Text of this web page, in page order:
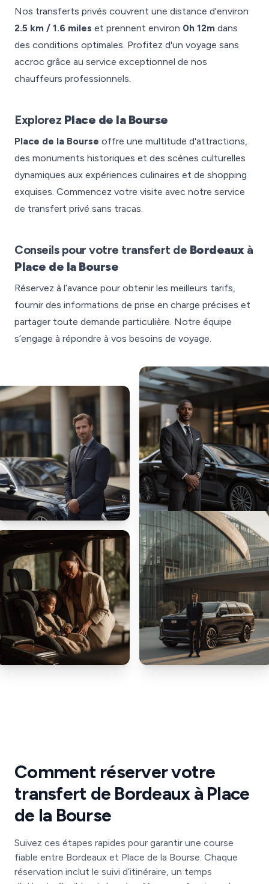
Nos transferts privés couvrent une distance d'environ
2.5 km / 1.6 miles et prennent environ 0h 12m dans
des conditions optimales. Profitez d'un voyage sans
accroc grâce au service exceptionnel de nos
chauffeurs professionnels.
Explorez Place de la Bourse
Place de la Bourse offre une multitude d'attractions,
des monuments historiques et des scènes culturelles
dynamiques aux expériences culinaires et de shopping
exquises. Commencez votre visite avec notre service
de transfert privé sans tracas.
Conseils pour votre transfert de Bordeauxà
Place de la Bourse
Réservez à l’avance pour obtenir les meilleurs tarifs,
fournir des informations de prise en charge précises et
partager toute demande particulière. Notre équipe
s’engage à répondre à vos besoins de voyage.
Comment réserver votre
transfert de Bordeaux à Place
de la Bourse
Suivez ces étapes rapides pour garantir une course
fiable entre Bordeaux et Place de la Bourse. Chaque
réservation inclut le suivi d’itinéraire, un temps